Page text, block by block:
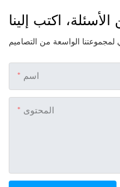
اكتب إلينا
اسم
المحتوى